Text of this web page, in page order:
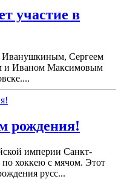
участие в
Иванушкиным, Сергеем
и Иваном Максимовым
рождения!
империи Санкт-
по хоккею с мячом. Этот
русс...